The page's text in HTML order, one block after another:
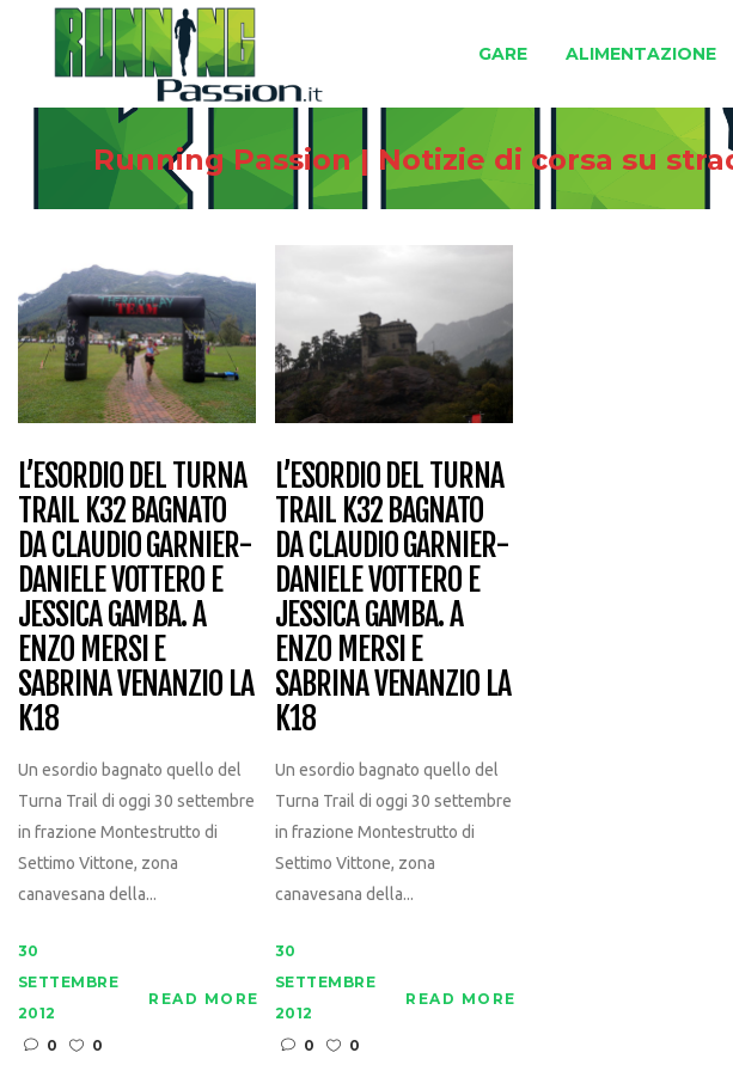
GARE ALIMENTAZIONE
Running Passion | Notizie di corsa su
L’ESORDIO DEL TURNA
TRAIL K32 BAGNATO
DA CLAUDIO GARNIER-
DANIELE VOTTERO E
JESSICA GAMBA. A
ENZO MERSI E
SABRINA VENANZIO LA
K18
Un esordio bagnato quello del
Turna Trail di oggi 30 settembre
in frazione Montestrutto di
Settimo Vittone, zona
canavesana della...
30
SETTEMBRE
2012
0
0
READ MORE
L’ESORDIO DEL TURNA
TRAIL K32 BAGNATO
DA CLAUDIO GARNIER-
DANIELE VOTTERO E
JESSICA GAMBA. A
ENZO MERSI E
SABRINA VENANZIO LA
K18
Un esordio bagnato quello del
Turna Trail di oggi 30 settembre
in frazione Montestrutto di
Settimo Vittone, zona
canavesana della...
30
SETTEMBRE
2012
0
0
READ MORE